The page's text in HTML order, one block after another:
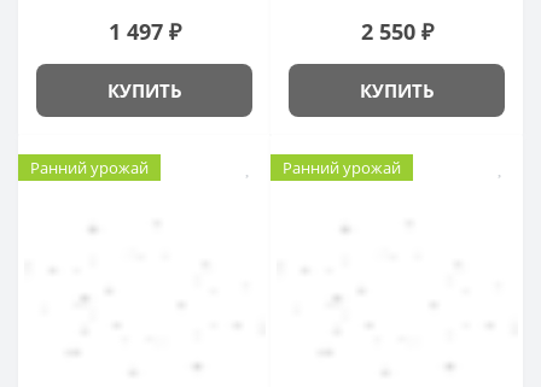
1 497 ₽
КУПИТЬ
2 550 ₽
КУПИТЬ
Ранний урожай Ранний урожай